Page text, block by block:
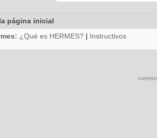
página inicial
¿Qué es HERMES? | Instructivos